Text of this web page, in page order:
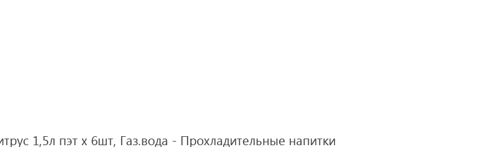
1,5л пэт х 6шт, Газ.вода - Прохладительные напитки